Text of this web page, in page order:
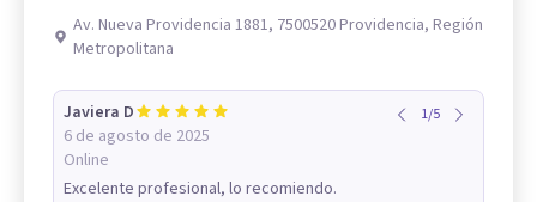
Av. Nueva Providencia 1881, 7500520 Providencia, Región
Metropolitana
Javiera D
6 de agosto de 2025
Online
1/5
Excelente profesional, lo recomiendo.